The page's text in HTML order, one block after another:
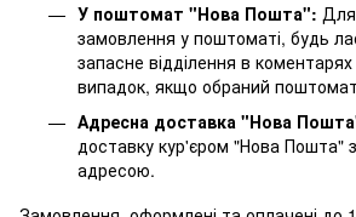
У поштомат "Нова Пошта":
замовлення у поштоматі, будь
запасне відділення в
випадок, якщо обраний
Адресна доставка "Нова
доставку кур'єром "Нова Пошта"
адресою.